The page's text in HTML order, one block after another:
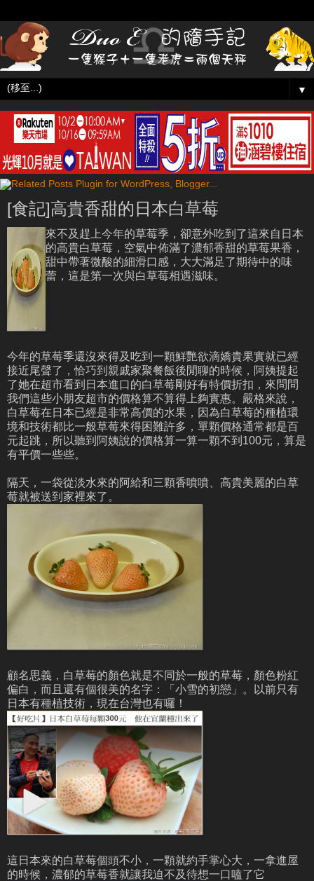
▼
[食記]高貴香甜的日本白草莓
來不及趕上今年的草莓季，卻意外吃到了這來自日本
的高貴白草莓，空氣中佈滿了濃郁香甜的草莓果香，
甜中帶著微酸的細滑口感，大大滿足了期待中的味
蕾，這是第一次與白草莓相遇滋味。
今年的草莓季還沒來得及吃到一顆鮮艷欲滴嬌貴果實就已經
接近尾聲了，恰巧到親戚家聚餐飯後閒聊的時候，阿姨提起
了她在超市看到日本進口的白草莓剛好有特價折扣，來問問
我們這些小朋友超市的價格算不算得上夠實惠。嚴格來說，
白草莓在日本已經是非常高價的水果，因為白草莓的種植環
境和技術都比一般草莓來得困難許多，單顆價格通常都是百
元起跳，所以聽到阿姨說的價格算一算一顆不到100元，算是
有平價一些些。
隔天，一袋從淡水來的阿給和三顆香噴噴、高貴美麗的白草
莓就被送到家裡來了。
顧名思義，白草莓的顏色就是不同於一般的草莓，顏色粉紅
偏白，而且還有個很美的名字：「小雪的初戀」。以前只有
日本有種植技術，現在台灣也有囉！
這日本來的白草莓個頭不小，一顆就約手掌心大，一拿進屋
的時候，濃郁的草莓香就讓我迫不及待想一口嗑了它